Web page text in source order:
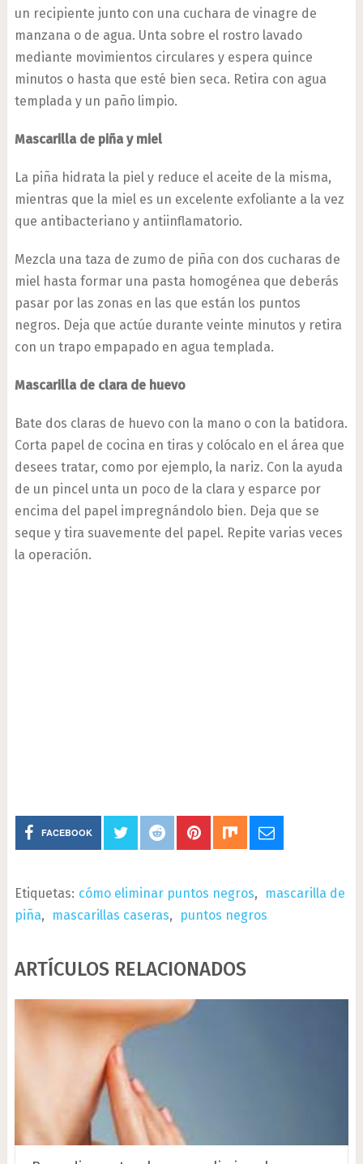
un recipiente junto con una cuchara de vinagre de
manzana o de agua. Unta sobre el rostro lavado
mediante movimientos circulares y espera quince
minutos o hasta que esté bien seca. Retira con agua
templada y un paño limpio.
Mascarilla de piña y miel
La piña hidrata la piel y reduce el aceite de la misma,
mientras que la miel es un excelente exfoliante a la vez
que antibacteriano y antiinflamatorio.
Mezcla una taza de zumo de piña con dos cucharas de
miel hasta formar una pasta homogénea que deberás
pasar por las zonas en las que están los puntos
negros. Deja que actúe durante veinte minutos y retira
con un trapo empapado en agua templada.
Mascarilla de clara de huevo
Bate dos claras de huevo con la mano o con la batidora.
Corta papel de cocina en tiras y colócalo en el área que
desees tratar, como por ejemplo, la nariz. Con la ayuda
de un pincel unta un poco de la clara y esparce por
encima del papel impregnándolo bien. Deja que se
seque y tira suavemente del papel. Repite varias veces
la operación.
FACEBOOK
Etiquetas: cómo eliminar puntos negros,
mascarilla de
piña, mascarillas caseras, puntos negros
ARTÍCULOS RELACIONADOS